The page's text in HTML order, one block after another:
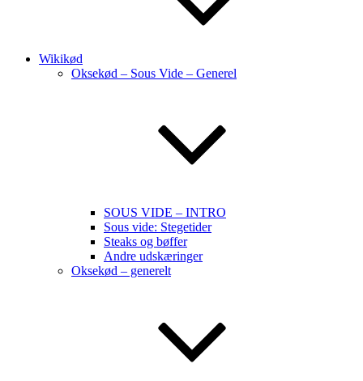
Wikikød
Oksekød – Sous Vide – Generel
SOUS VIDE – INTRO
Sous vide: Stegetider
Steaks og bøffer
Andre udskæringer
Oksekød – generelt